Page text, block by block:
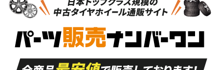
S
品）
S
新車外し品（新古
付き
A
走行距離も少なく、
目立つ傷もほとんど
A
走行距離も少なく、
非常に状態の良い中